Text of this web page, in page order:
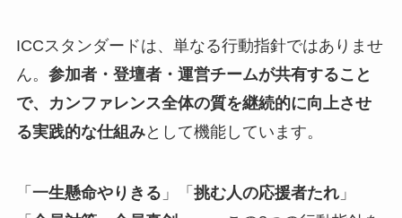
ICCスタンダードは、単なる行動指針ではありませ
ん。 参加者・登壇者・運営チームが共有すること
で、カンファレンス全体の質を継続的に向上させ
る実践的な仕組みとして機能しています。
「 一生懸命やりきる 」「 挑む人の応援者たれ」